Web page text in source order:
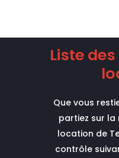
Liste
Que vous
partiez sur
location de
contrôle